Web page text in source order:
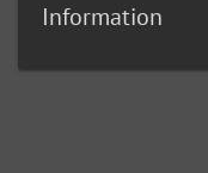
Information